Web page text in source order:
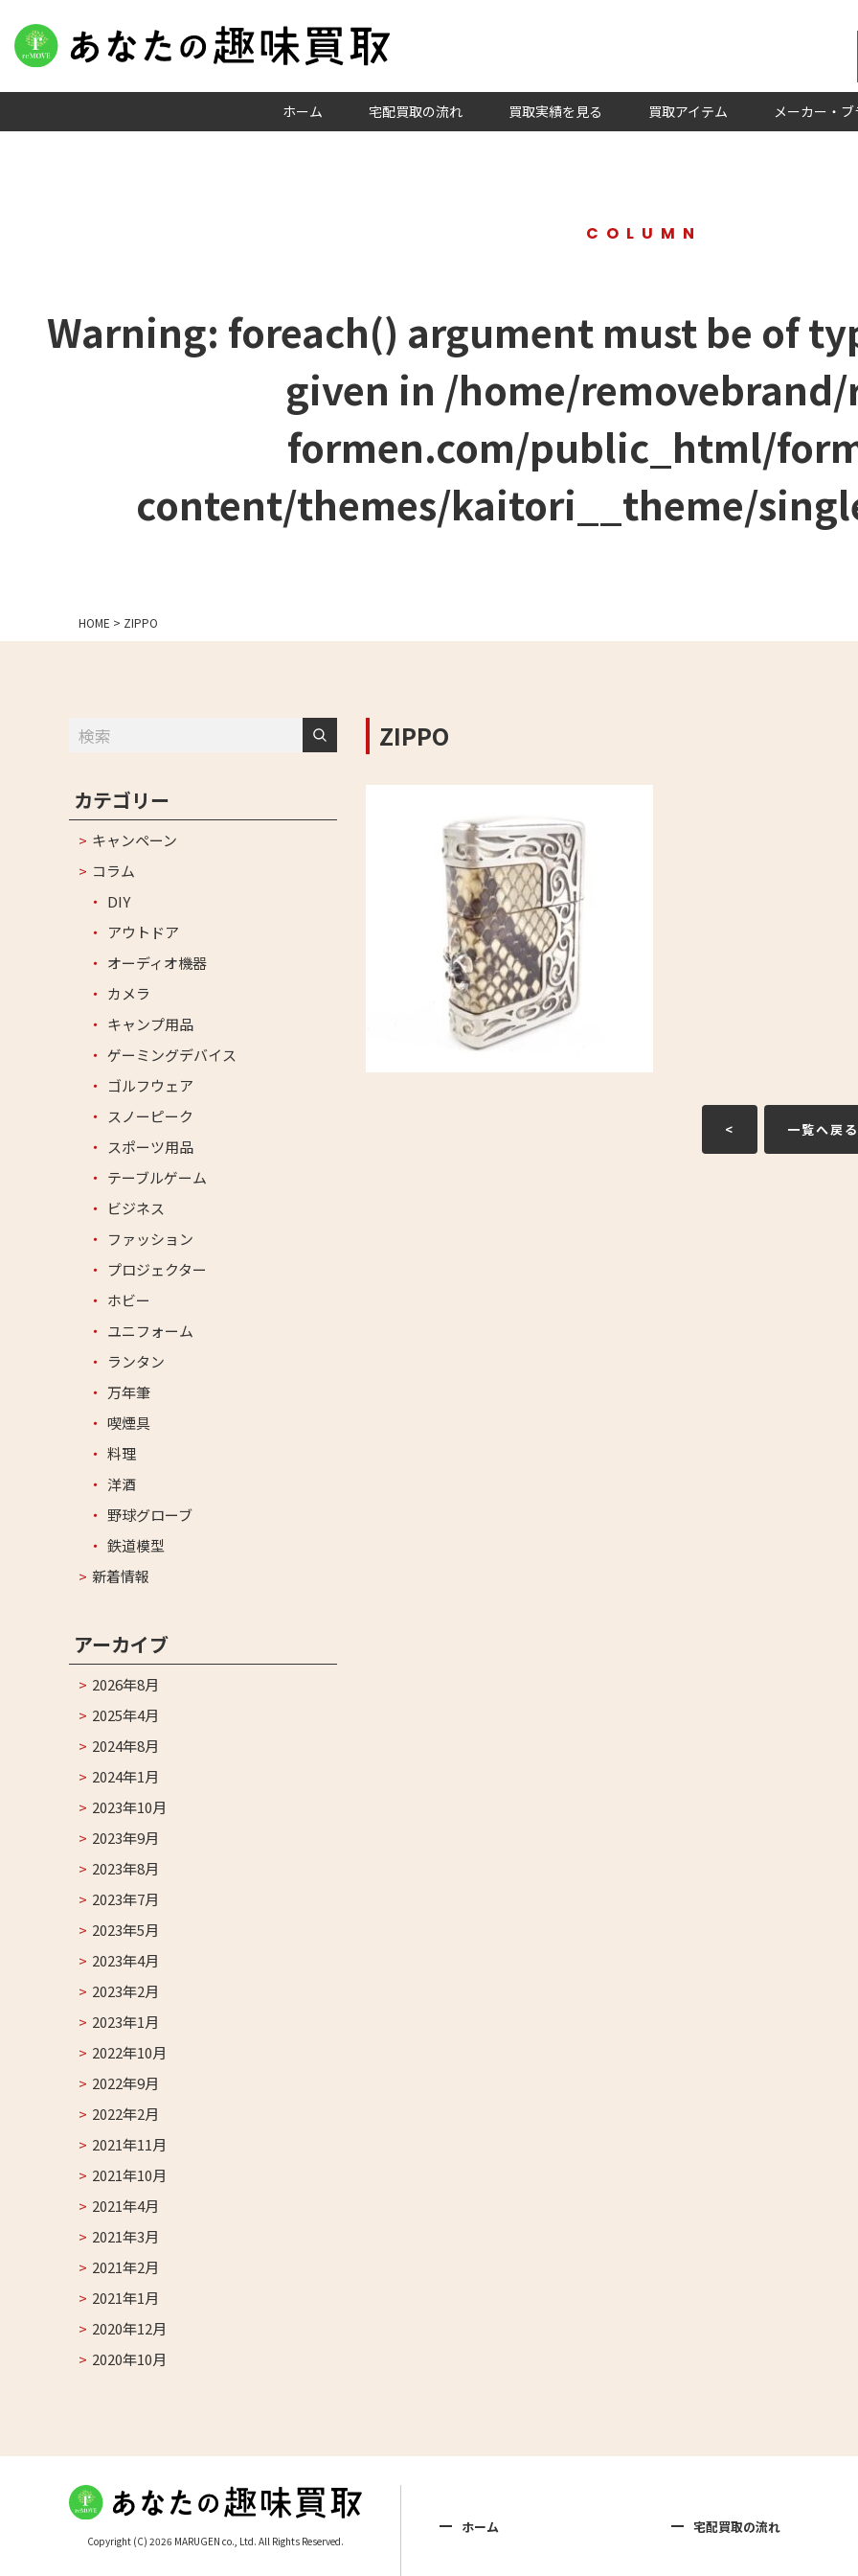
ホーム 宅配買取の流れ 買取実績を見る 買取アイテム メーカー・
COLUMN
Warning: foreach() argument must be of
given in /home/removebrand/
formen.com/public_html/
content/themes/kaitori__theme/
HOME > ZIPPO
ZIPPO
< 一覧へ戻る
カテゴリー
キャンペーン
コラム
DIY
アウトドア
オーディオ機器
カメラ
キャンプ用品
ゲーミングデバイス
ゴルフウェア
スノーピーク
スポーツ用品
テーブルゲーム
ビジネス
ファッション
プロジェクター
ホビー
ユニフォーム
ランタン
万年筆
喫煙具
料理
洋酒
野球グローブ
鉄道模型
新着情報
アーカイブ
2026年8月
2025年4月
2024年8月
2024年1月
2023年10月
2023年9月
2023年8月
2023年7月
2023年5月
2023年4月
2023年2月
2023年1月
2022年10月
2022年9月
2022年2月
2021年11月
2021年10月
2021年4月
2021年3月
2021年2月
2021年1月
2020年12月
2020年10月
Copyright (C) 2026 MARUGEN co., Ltd. All Rights Reserved.
ホーム 宅配買取の流れ